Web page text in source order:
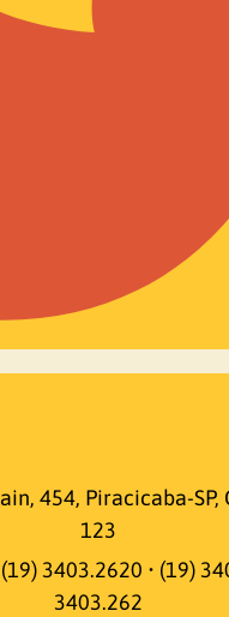
454, Piracicaba-SP,
123
3403.2620 • (19)
3403.262